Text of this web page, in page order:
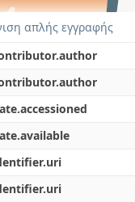
απλής εγγραφής